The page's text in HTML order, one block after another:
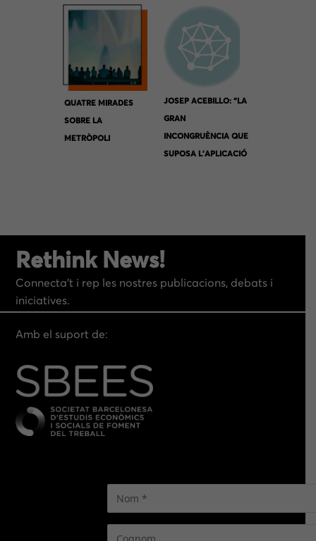
QUATRE MIRADES
SOBRE LA
METRÒPOLI
JOSEP ACEBILLO: “LA
GRAN
INCONGRUÈNCIA QUE
SUPOSA L’APLICACIÓ
Ó”
Rethink News!
Connecta’t i rep les nostres publicacions, debats i
iniciatives.
Amb el suport de: